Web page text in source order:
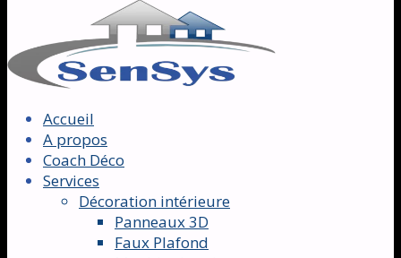
Accueil
A propos
Coach Déco
Services
Décoration intérieure
Panneaux 3D
Faux Plafond